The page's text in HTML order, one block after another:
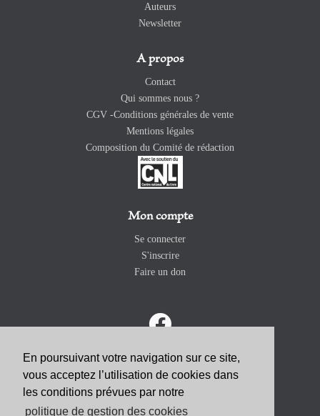
En poursuivant votre navigation sur ce site,
vous acceptez l’utilisation de cookies dans
les conditions prévues par notre
politique de gestion des cookies
Auteurs
Newsletter
A propos
Contact
Qui sommes nous ?
CGV -Conditions générales de vente
Mentions légales
Composition du Comité de rédaction
Mon compte
Se connecter
S'inscrire
Faire un don
ABONNEZ-VOUS